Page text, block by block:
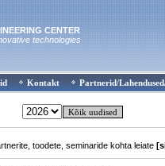
CENTER
technologies
Kontakt Partnerid/
toodete, seminaride kohta leiate